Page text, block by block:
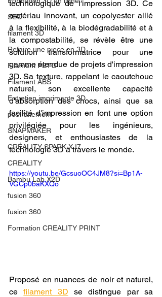
SEO
filament 3D
Refaire une piece en 3D
Filament PETG
Filament ABS
Entretien imprimante 3D
postraitement
SNAPMAKER
CRÉALITY SPARK X I7
CREALITY
Bambu Lab X2D
fusion 360
fusion 360
Formation CREALITY PRINT
technologique de l'impression 3D. Ce
matériau innovant, un copolyester allié
à la flexibilité, à la biodégradabilité et à
la compostabilité, se révèle être une
solution transformatrice pour une
gamme étendue de projets d'impression
3D. Sa texture, rappelant le caoutchouc
naturel, son excellente capacité
d'absorption des chocs, ainsi que sa
facilité d'impression en font une option
privilégiée pour les ingénieurs,
designers, et enthousiastes de la
technologie 3D à travers le monde.
https://youtu.be/GcsuoOC4JM8?si=Bp1A-
VGCp0baKXQo
Proposé en nuances de noir et naturel,
ce filament 3D se distingue par sa